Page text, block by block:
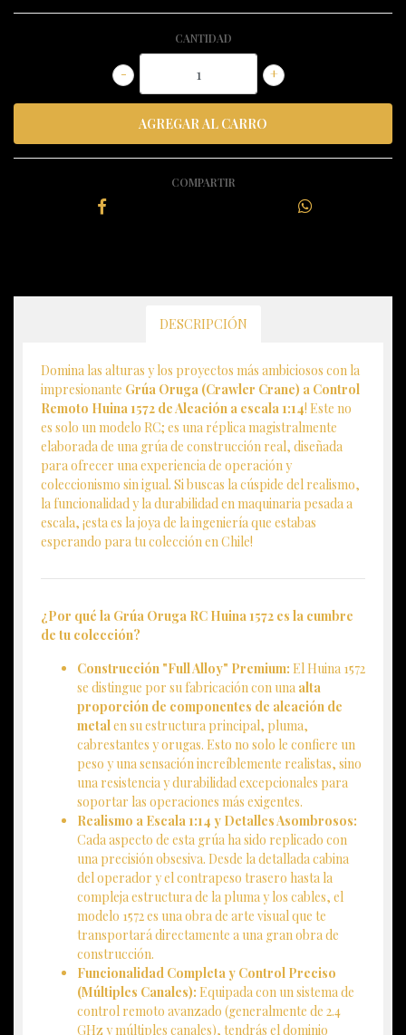
CANTIDAD
+
-
COMPARTIR
DESCRIPCIÓN
Domina las alturas y los proyectos más ambiciosos con la
impresionante Grúa Oruga (Crawler Crane) a Control
Remoto Huina 1572 de Aleación a escala 1:14! Este no
es solo un modelo RC; es una réplica magistralmente
elaborada de una grúa de construcción real, diseñada
para ofrecer una experiencia de operación y
coleccionismo sin igual. Si buscas la cúspide del realismo,
la funcionalidad y la durabilidad en maquinaria pesada a
escala, ¡esta es la joya de la ingeniería que estabas
esperando para tu colección en Chile!
¿Por qué la Grúa Oruga RC Huina 1572 es la cumbre
de tu colección?
Construcción "Full Alloy" Premium: El Huina 1572
se distingue por su fabricación con una alta
proporción de componentes de aleación de
metalen su estructura principal, pluma,
cabrestantes y orugas. Esto no solo le confiere un
peso y una sensación increíblemente realistas, sino
una resistencia y durabilidad excepcionales para
soportar las operaciones más exigentes.
Realismo a Escala 1:14 y Detalles Asombrosos:
Cada aspecto de esta grúa ha sido replicado con
una precisión obsesiva. Desde la detallada cabina
del operador y el contrapeso trasero hasta la
compleja estructura de la pluma y los cables, el
modelo 1572 es una obra de arte visual que te
transportará directamente a una gran obra de
construcción.
Funcionalidad Completa y Control Preciso
(Múltiples Canales): Equipada con un sistema de
control remoto avanzado (generalmente de 2.4
GHz y múltiples canales), tendrás el dominio